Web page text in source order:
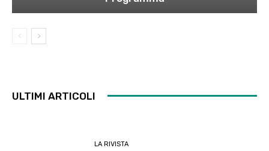
ULTIMI ARTICOLI
LA RIVISTA